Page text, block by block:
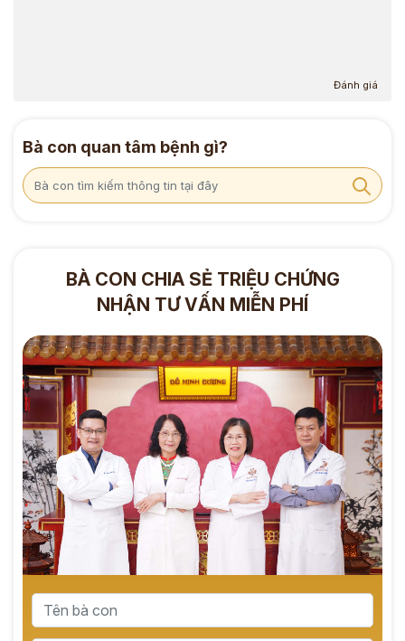
Đánh giá
Bà con quan tâm bệnh gì?
BÀ CON CHIA SẺ TRIỆU CHỨNG
NHẬN TƯ VẤN MIỄN PHÍ